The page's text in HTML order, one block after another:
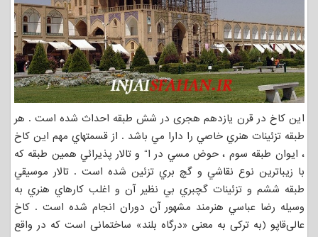
این کاخ در قرن یازدهم هجری در شش طبقه احداث شده است . هر
طبقه تزئينات هنري خاصي را دارا مي باشد . از قسمتهاي مهم اين کاخ
، ايوان طبقه سوم ، حوض مسي در ا“ و تالار پذيرائي همين طبقه که
با زيباترين نوع نقاشي و گچ بري تزئين شده است . تالار موسيقي
طبقه ششم و تزئينات گچبري بي نظير آن و اغلب كارهاي هنري به
وسيله رضا عباسي هنرمند مشهور آن دوران انجام شده است . کاخ
عالی‌قاپو (به ترکی به معنی «درگاه بلند» ساختمانی است که در واقع